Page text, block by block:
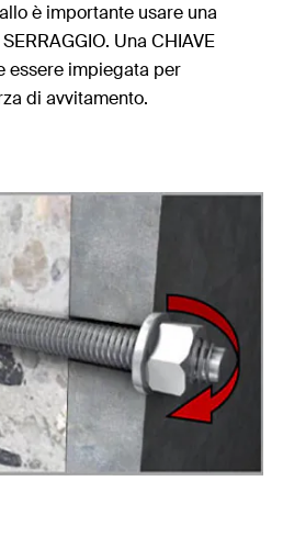
è importante usare una
Una CHIAVE
essere impiegata per
di avvitamento.